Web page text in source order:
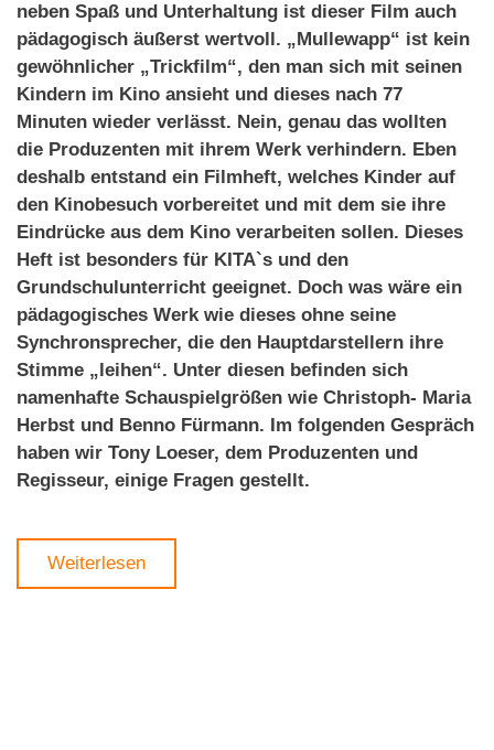
neben Spaß und Unterhaltung ist dieser Film auch
pädagogisch äußerst wertvoll. „Mullewapp“ ist kein
gewöhnlicher „Trickfilm“, den man sich mit seinen
Kindern im Kino ansieht und dieses nach 77
Minuten wieder verlässt. Nein, genau das wollten
die Produzenten mit ihrem Werk verhindern. Eben
deshalb entstand ein Filmheft, welches Kinder auf
den Kinobesuch vorbereitet und mit dem sie ihre
Eindrücke aus dem Kino verarbeiten sollen. Dieses
Heft ist besonders für KITA`s und den
Grundschulunterricht geeignet. Doch was wäre ein
pädagogisches Werk wie dieses ohne seine
Synchronsprecher, die den Hauptdarstellern ihre
Stimme „leihen“. Unter diesen befinden sich
namenhafte Schauspielgrößen wie Christoph- Maria
Herbst und Benno Fürmann. Im folgenden Gespräch
haben wir Tony Loeser, dem Produzenten und
Regisseur, einige Fragen gestellt.
Weiterlesen